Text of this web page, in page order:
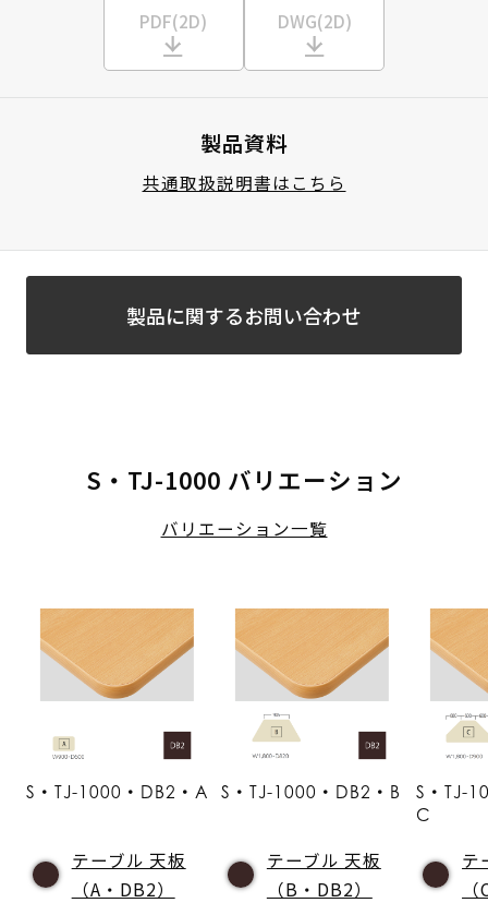
PDF(2D) DWG(2D)
製品資料
共通取扱説明書はこちら
製品に関するお問い合わせ
S・TJ-1000 バリエーション
バリエーション一覧
S・TJ-1000・DB2・A
テーブル 天板
（A・DB2）
S・TJ-1000・DB2・B
テーブル 天板
（B・DB2）
S・TJ-
C
テ